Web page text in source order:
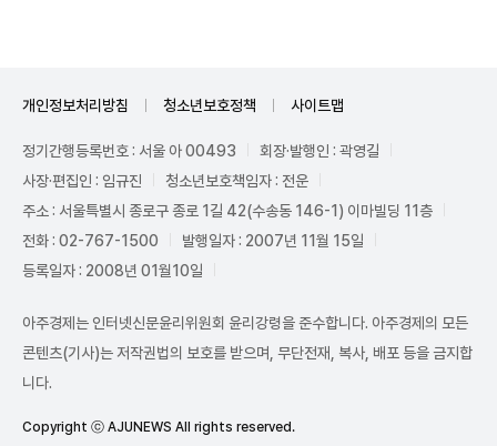
개인정보처리방침 청소년보호정책 사이트맵
정기간행등록번호 : 서울 아 00493
회장·발행인 : 곽영길
사장·편집인 : 임규진
청소년보호책임자 : 전운
주소 : 서울특별시 종로구 종로 1길 42(수송동 146-1) 이마빌딩 11층
전화 : 02-767-1500
발행일자 : 2007년 11월 15일
등록일자 : 2008년 01월10일
아주경제는 인터넷신문윤리위원회 윤리강령을 준수합니다. 아주경제의 모든
콘텐츠(기사)는 저작권법의 보호를 받으며, 무단전재, 복사, 배포 등을 금지합
니다.
Copyright ⓒ AJUNEWS All rights reserved.